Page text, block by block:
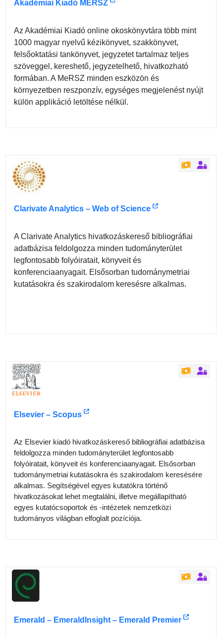
Akadémiai Kiadó MERSZ
Az Akadémiai Kiadó online okoskönyvtára több mint
1000 magyar nyelvű kézikönyvet, szakkönyvet,
felsőoktatási tankönyvet, jegyzetet tartalmaz teljes
szöveggel, kereshető, jegyzetelhető, hivatkozható
formában. A MeRSZ minden eszközön és
környezetben reszponzív, egységes megjelenést nyújt
külön applikáció letöltése nélkül.
Clarivate Analytics – Web of Science
A Clarivate Analytics hivatkozáskereső bibliográfiai
adatbázisa feldolgozza minden tudományterület
legfontosabb folyóiratait, könyveit és
konferenciaanyagait. Elsősorban tudománymetriai
kutatásokra és szakirodalom keresésre alkalmas.
Elsevier – Scopus
Az Elsevier kiadó hivatkozáskereső bibliográfiai adatbázisa
feldolgozza minden tudományterület legfontosabb
folyóiratait, könyveit és konferenciaanyagait. Elsősorban
tudománymetriai kutatásokra és szakirodalom keresésére
alkalmas. Segítségével egyes kutatókra történő
hivatkozásokat lehet megtalálni, illetve megállapítható
egyes kutatócsoportok és -intézetek nemzetközi
tudományos világban elfoglalt pozíciója.
Emerald – EmeraldInsight – Emerald Premier